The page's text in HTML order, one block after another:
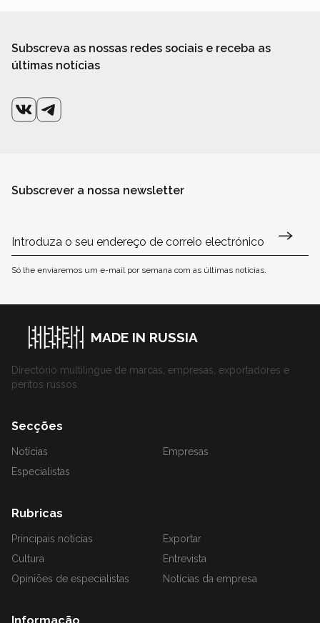
Subscreva as nossas redes sociais e receba as
últimas notícias
Subscrever a nossa newsletter
Só lhe enviaremos um e-mail por semana com as últimas notícias.
MADE IN RUSSIA
Directório multilingue de marcas, empresas, exportadores e
peritos russos.
Secções
Notícias
Empresas
Especialistas
Rubricas
Principais notícias
Exportar
Cultura
Entrevista
Opiniões de especialistas
Notícias da empresa